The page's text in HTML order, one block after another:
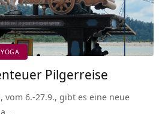
Pilgerreise
vom 6.-27.9., gibt es eine neue